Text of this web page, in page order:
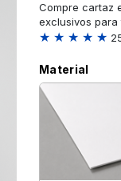
Compre cartaz
exclusivos para
★ ★ ★ ★ ★
Material